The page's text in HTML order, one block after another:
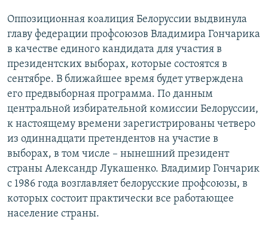
СОЦИАЛЬНЫЕ СЕТИ
Все сайты РСЕ/РС
Оппозиционная коалиция Белоруссии выдвинула
главу федерации профсоюзов Владимира Гончарика
в качестве единого кандидата для участия в
президентских выборах, которые состоятся в
сентябре. В ближайшее время будет утверждена
его предвыборная программа. По данным
центральной избирательной комиссии Белоруссии,
к настоящему времени зарегистрированы четверо
из одиннадцати претендентов на участие в
выборах, в том числе – нынешний президент
страны Александр Лукашенко. Владимир Гончарик
с 1986 года возглавляет белорусские профсоюзы, в
которых состоит практически все работающее
население страны.